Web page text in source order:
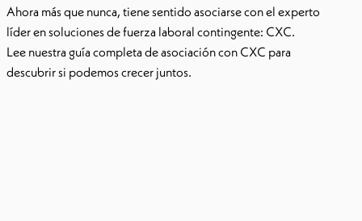
Ahora más que nunca, tiene sentido asociarse con el experto
líder en soluciones de fuerza laboral contingente: CXC.
Lee nuestra guía completa de asociación con CXC para
descubrir si podemos crecer juntos.